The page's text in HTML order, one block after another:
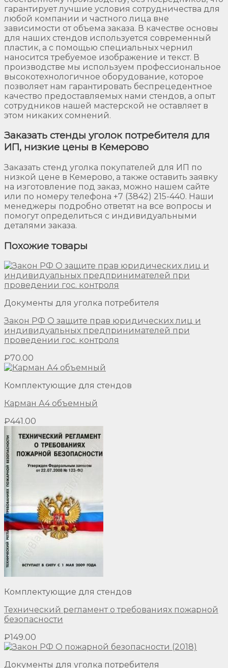
гарантирует лучшие условия сотрудничества для
любой компании и частного лица вне
зависимости от объема заказа. В качестве основы
для наших стендов используется современный
пластик, а с помощью специальных чернил
наносится требуемое изображение и текст. В
производстве мы используем профессиональное
высокотехнологичное оборудование, которое
позволяет нам гарантировать беспрецедентное
качество предоставляемых нами стендов, а опыт
сотрудников нашей мастерской не оставляет в
этом никаких сомнений.
Заказать стенды уголок потребителя для
ИП, низкие цены в Кемерово
Заказать стенд уголка покупателей для ИП по
низкой цене в Кемерово, а также оставить заявку
на изготовление под заказ, можно нашем сайте
или по номеру телефона +7 (3842) 215-440. Наши
менеджеры подробно ответят на все вопросы и
помогут определиться с индивидуальными
деталями заказа.
Похожие товары
Документы для уголка потребителя
Закон РФ О защите прав юридических лиц и
индивидуальных предпринимателей при
проведении гос. контроля
₽70.00
Комплектующие для стендов
Карман А4 объемный
₽441.00
Комплектующие для стендов
Технический регламент о требованиях пожарной
безопасности
₽149.00
Документы для уголка потребителя